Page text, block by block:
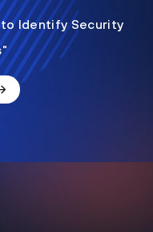
to Identify Security